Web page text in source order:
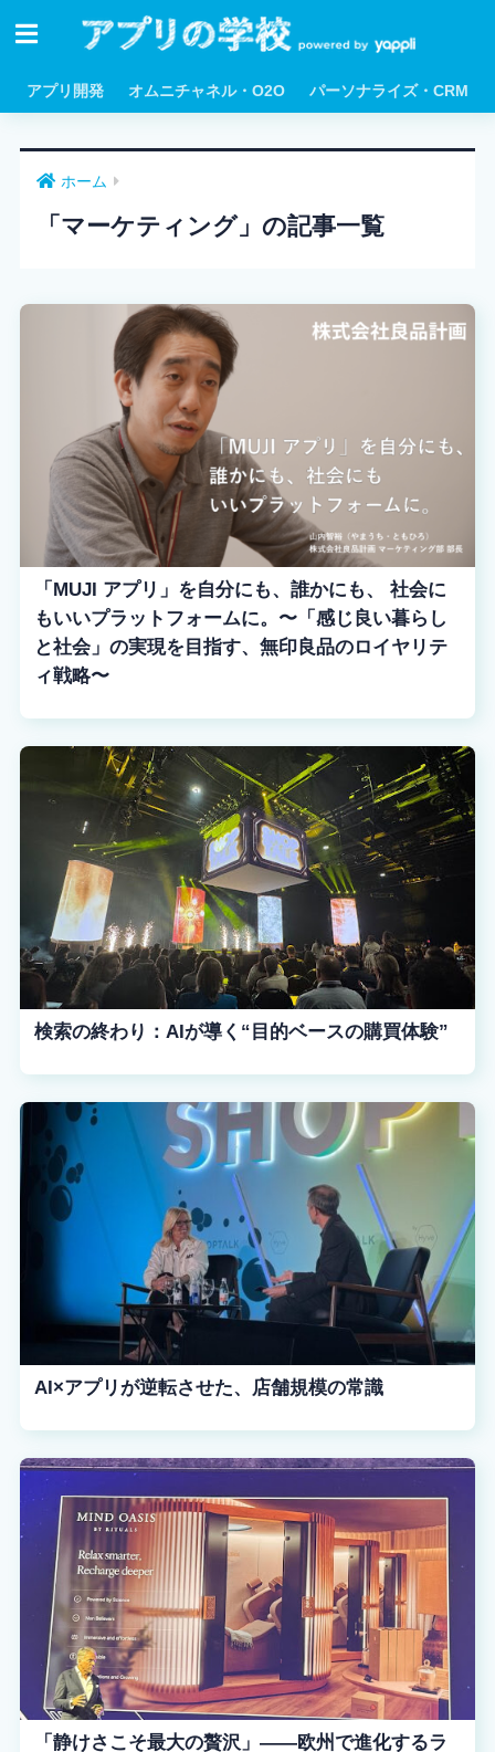
アプリ開発 オムニチャネル・O2O パーソナライズ・CRM
ホーム
「マーケティング」の記事一覧
「MUJI アプリ」を自分にも、誰かにも、 社会に
もいいプラットフォームに。〜「感じ良い暮らし
と社会」の実現を目指す、無印良品のロイヤリテ
ィ戦略〜
検索の終わり：AIが導く“目的ベースの購買体験”
AI×アプリが逆転させた、店舗規模の常識
「静けさこそ最大の贅沢」——欧州で進化するラ